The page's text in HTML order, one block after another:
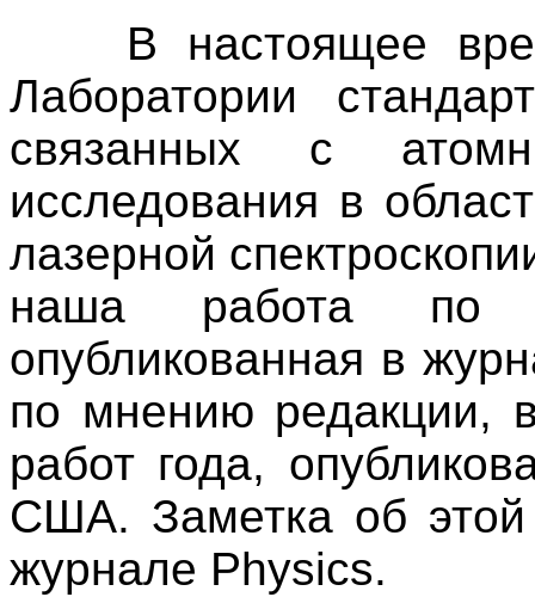
В настоящее
Лаборатории
связанных с
исследования в
лазерной
наша работа по
опубликованная в
по мнению редакции,
работ года,
США. Заметка об этой
журнале Physics.